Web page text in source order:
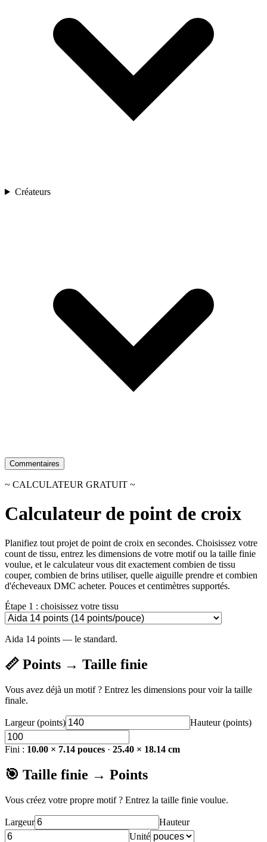
Créateurs
Commentaires
~ CALCULATEUR GRATUIT ~
Calculateur de point de croix
Planifiez tout projet de point de croix en secondes. Choisissez votre
count de tissu, entrez les dimensions de votre motif ou la taille finie
voulue, et le calculateur vous dit exactement combien de tissu
couper, combien de brins utiliser, quelle aiguille prendre et combien
d'écheveaux DMC acheter. Pouces et centimètres supportés.
Étape 1 : choisissez votre tissu
Aida 14 points — le standard.
📏 Points → Taille finie
Vous avez déjà un motif ? Entrez les dimensions pour voir la taille
finale.
Largeur (points) Hauteur (points)
Fini : 10.00 × 7.14 pouces · 25.40 × 18.14 cm
🎯 Taille finie → Points
Vous créez votre propre motif ? Entrez la taille finie voulue.
Largeur
Hauteur
Unité